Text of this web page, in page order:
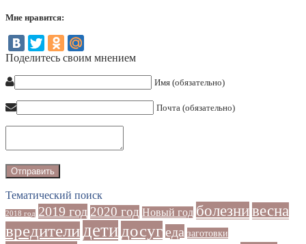
Мне нравится:
Поделитесь своим мнением
Имя (обязательно)
Почта (обязательно)
Тематический поиск
2018 год 2019 год 2020 год Новый год болезнивесна
вредителидети досугеда заготовки